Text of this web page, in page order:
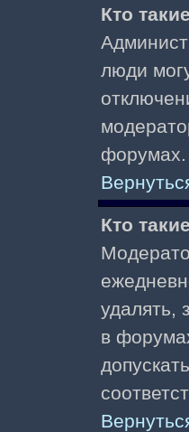
Кто
люди
форумах.
Кто
удалять,
в